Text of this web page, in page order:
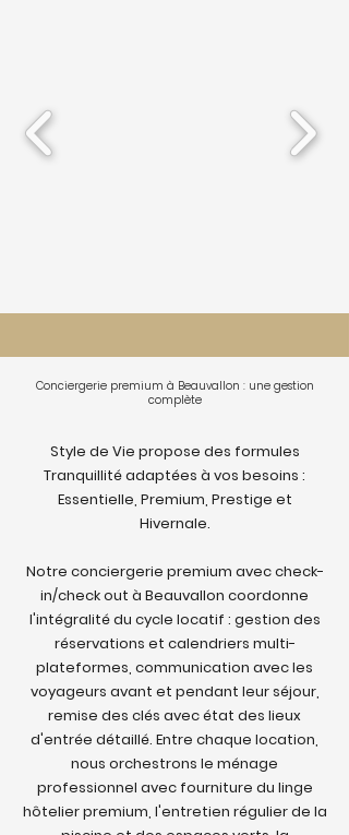
Conciergerie premium à Beauvallon : une gestion
complète
Style de Vie propose des formules
Tranquillité adaptées à vos besoins :
Essentielle, Premium, Prestige et
Hivernale.
Notre conciergerie premium avec check-
in/check out à Beauvallon coordonne
l'intégralité du cycle locatif : gestion des
réservations et calendriers multi-
plateformes, communication avec les
voyageurs avant et pendant leur séjour,
remise des clés avec état des lieux
d'entrée détaillé. Entre chaque location,
nous orchestrons le ménage
professionnel avec fourniture du linge
hôtelier premium, l'entretien régulier de la